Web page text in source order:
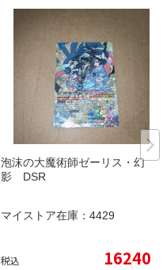
泡沫の大魔術師ゼーリス・幻
影 DSR
マイストア在庫： 4429
税込 16240